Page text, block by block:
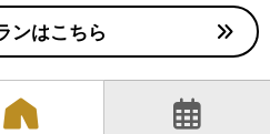
ンはこちら